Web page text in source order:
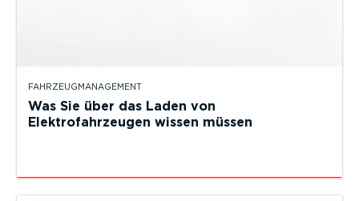
FAHRZEUGMANAGEMENT
Was Sie über das Laden von
Elektrofahrzeugen wissen müssen